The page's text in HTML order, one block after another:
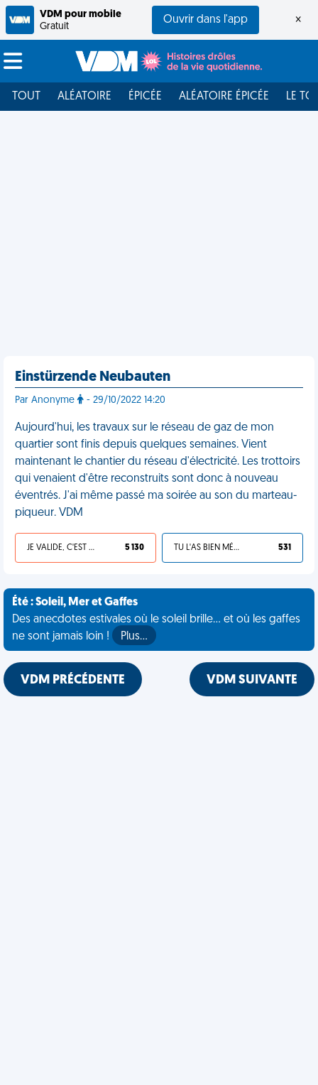
VDM pour mobile
Gratuit
Ouvrir dans l'app ×
TOUT ALÉATOIRE ÉPICÉE ALÉATOIRE ÉPICÉE LE
Einstürzende Neubauten
Par Anonyme - 29/10/2022 14:20
Aujourd'hui, les travaux sur le réseau de gaz de mon
quartier sont finis depuis quelques semaines. Vient
maintenant le chantier du réseau d'électricité. Les trottoirs
qui venaient d'être reconstruits sont donc à nouveau
éventrés. J'ai même passé ma soirée au son du marteau-
piqueur. VDM
JE VALIDE, C'EST UNE VDM 5 130 TU L'AS BIEN MÉRITÉ 531
Été : Soleil, Mer et Gaffes
Des anecdotes estivales où le soleil brille... et où les gaffes
ne sont jamais loin !
Plus…
VDM PRÉCÉDENTE VDM SUIVANTE